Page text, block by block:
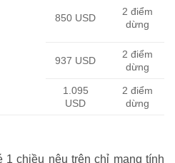
850 USD
2 điểm
dừng
937 USD
2 điểm
dừng
1.095
USD
2 điểm
dừng
chiều nêu trên chỉ mang tính